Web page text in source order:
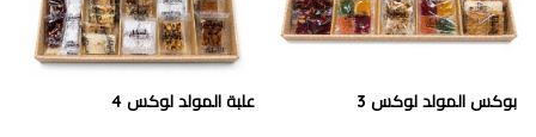
بوكس المولد لوكس 3 علبة المولد لوكس 4